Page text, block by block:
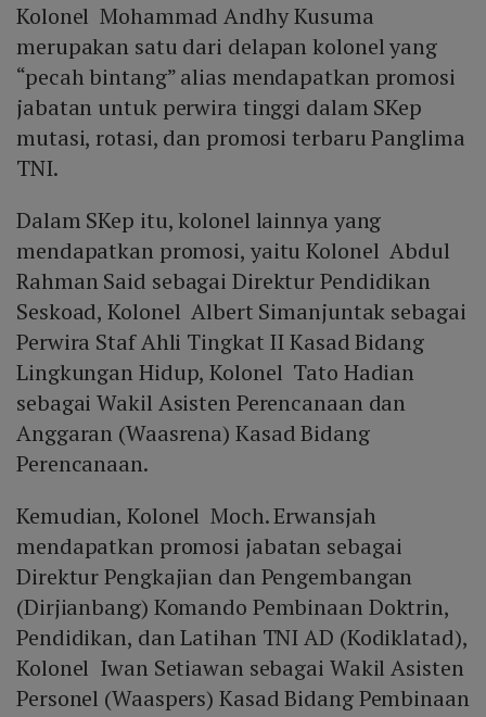
Kolonel Mohammad Andhy Kusuma
merupakan satu dari delapan kolonel yang
“pecah bintang” alias mendapatkan promosi
jabatan untuk perwira tinggi dalam SKep
mutasi, rotasi, dan promosi terbaru Panglima
TNI.
Dalam SKep itu, kolonel lainnya yang
mendapatkan promosi, yaitu Kolonel Abdul
Rahman Said sebagai Direktur Pendidikan
Seskoad, Kolonel Albert Simanjuntak sebagai
Perwira Staf Ahli Tingkat II Kasad Bidang
Lingkungan Hidup, Kolonel Tato Hadian
sebagai Wakil Asisten Perencanaan dan
Anggaran (Waasrena) Kasad Bidang
Perencanaan.
Kemudian, Kolonel Moch. Erwansjah
mendapatkan promosi jabatan sebagai
Direktur Pengkajian dan Pengembangan
(Dirjianbang) Komando Pembinaan Doktrin,
Pendidikan, dan Latihan TNI AD (Kodiklatad),
Kolonel Iwan Setiawan sebagai Wakil Asisten
Personel (Waaspers) Kasad Bidang Pembinaan